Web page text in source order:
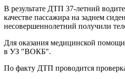
В результате ДТП 37-летний
качестве пассажира на заднем
несовершеннолетний получили
Для оказания медицинской
в УЗ "ВОКБ".
По факту ДТП проводится